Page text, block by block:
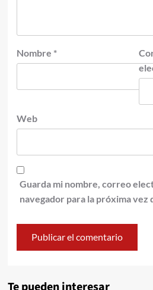
Nombre *
Web
Guarda mi nombre, correo
navegador para la próxima vez